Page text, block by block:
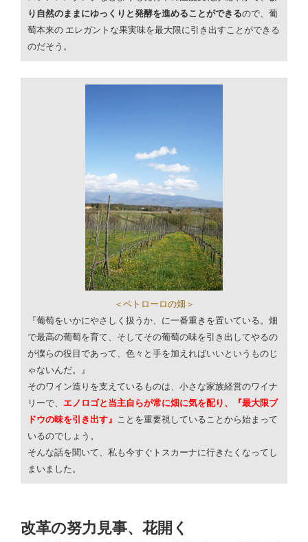
り自然のままにゆっくりと発酵を進めることができるので、葡
萄本来の エレガントな果実味を最大限に引き出すことができる
のだそう。
＜ペトローロの畑＞
『葡萄をいかにやさしく扱うか、に一番重きを置いている。畑
で最高の葡萄を育て、そしてその葡萄の味を引き出してやるの
が僕らの役目であって、色々と手を加えればいいというものじ
ゃないんだ。』
そのワイン造りを支えているものは、小さな家族経営のワイナ
リーで、 エノロゴと当主自らが常に畑に気を配り、『最大限ブ
ドウの味を引き出す』 ことを重要視していることから始まって
いるのでしょう。
そんな話を聞いて、私も今すぐトスカーナに行きたくなってし
まいました。
改革の努力見事、花開く